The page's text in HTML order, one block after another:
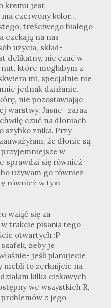
kremu jest
czerwony kolor...
treściwego białego
czekają na nas
użycia, skład-
delikatny, nie czuć w
które mogłabym z
mi, specjalnie nie
jednak działanie.
nie pozostawiając
warstwy. Jasne- zaraz
czuć na dłoniach
szybko znika. Przy
że dłonie są
przyjemniejsze w
sprawdzi się również
używam go również
również w tym
wziąć się za
trakcie pisania tego
otwartych :P
szafek, żeby je
jeśli planujecie
mebli to zerknijcie na
kilka ciekawych
we wszystkich R,
problemów z jego